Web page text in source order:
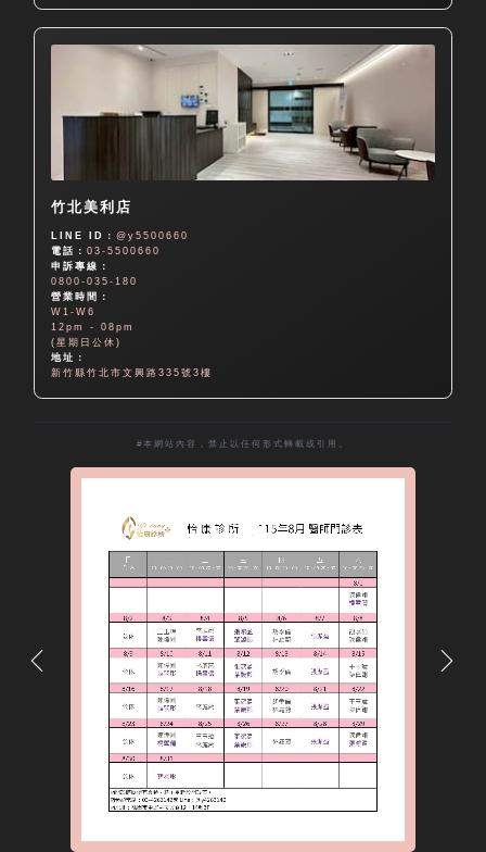
竹北美利店
LINE ID：@y5500660
電話：03-5500660
申訴專線：
0800-035-180
營業時間：
W1-W6
12pm - 08pm
(星期日公休)
地址：
新竹縣竹北市文興路335號3樓
#本網站內容，禁止以任何形式轉載或引用。